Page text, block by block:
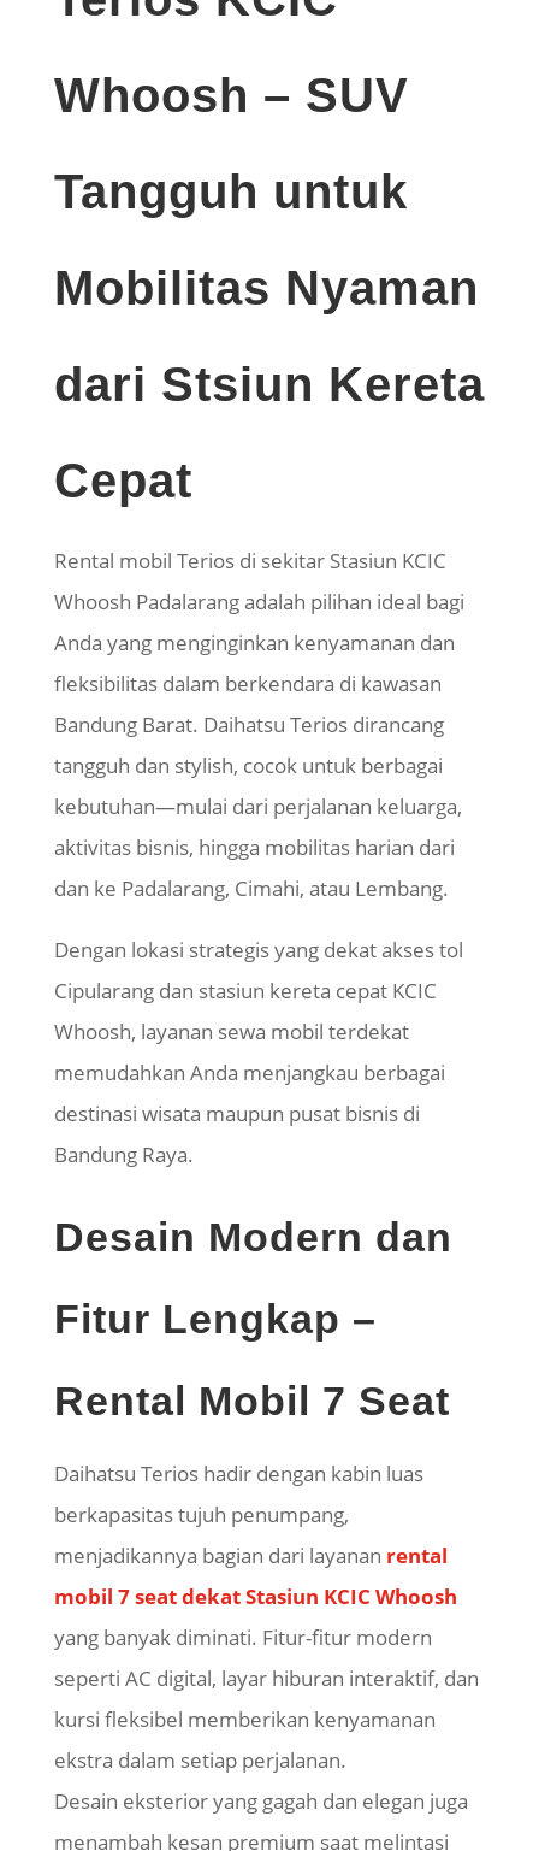
Whoosh – SUV
Tangguh untuk
Mobilitas Nyaman
dari Stsiun Kereta
Cepat
Rental mobil Terios di sekitar Stasiun KCIC
Whoosh Padalarang adalah pilihan ideal bagi
Anda yang menginginkan kenyamanan dan
fleksibilitas dalam berkendara di kawasan
Bandung Barat. Daihatsu Terios dirancang
tangguh dan stylish, cocok untuk berbagai
kebutuhan—mulai dari perjalanan keluarga,
aktivitas bisnis, hingga mobilitas harian dari
dan ke Padalarang, Cimahi, atau Lembang.
Dengan lokasi strategis yang dekat akses tol
Cipularang dan stasiun kereta cepat KCIC
Whoosh, layanan sewa mobil terdekat
memudahkan Anda menjangkau berbagai
destinasi wisata maupun pusat bisnis di
Bandung Raya.
Desain Modern dan
Fitur Lengkap –
Rental Mobil 7 Seat
Daihatsu Terios hadir dengan kabin luas
berkapasitas tujuh penumpang,
menjadikannya bagian dari layanan rental
mobil 7 seat dekat Stasiun KCIC Whoosh
yang banyak diminati. Fitur-fitur modern
seperti AC digital, layar hiburan interaktif, dan
kursi fleksibel memberikan kenyamanan
ekstra dalam setiap perjalanan.
Desain eksterior yang gagah dan elegan juga
menambah kesan premium saat melintasi